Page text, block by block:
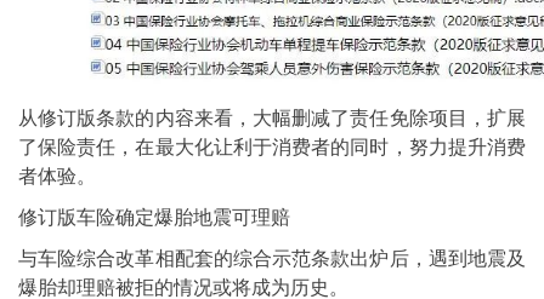
从修订版条款的内容来看，大幅删减了责任免除项目，扩展
了保险责任，在最大化让利于消费者的同时，努力提升消费
者体验。
修订版车险确定爆胎地震可理赔
与车险综合改革相配套的综合示范条款出炉后，遇到地震及
爆胎却理赔被拒的情况或将成为历史。